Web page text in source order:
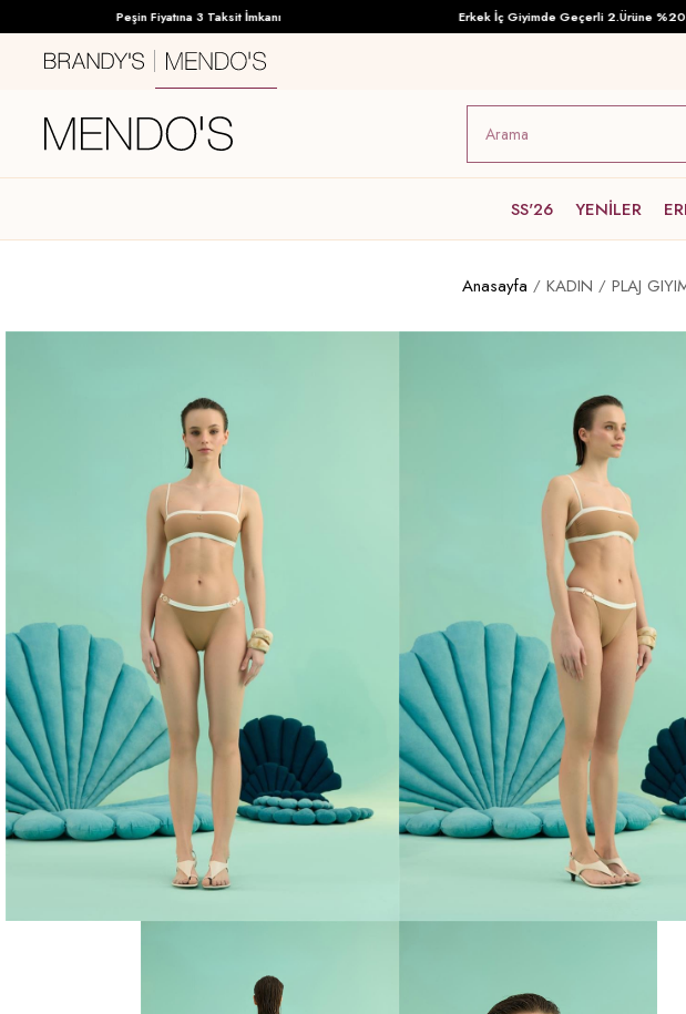
Peşin Fiyatına 3 Taksit İmkanı Erkek İç Giyimde Geçerli 2.Ürüne %20
SS'26 YENİLER
Anasayfa KADIN PLAJ